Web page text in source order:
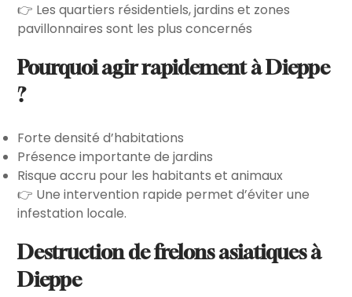
👉 Les quartiers résidentiels, jardins et zones
pavillonnaires sont les plus concernés
Pourquoi agir rapidement à Dieppe
?
Forte densité d’habitations
Présence importante de jardins
Risque accru pour les habitants et animaux
👉 Une intervention rapide permet d’éviter une
infestation locale.
Destruction de frelons asiatiques à
Dieppe